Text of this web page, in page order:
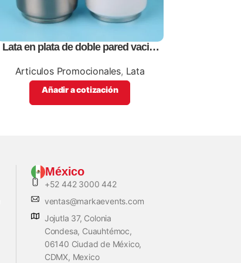
Lata en plata de doble pared vació,
color
Articulos Promocionales, Lata
Añadir a cotización
México
+52 442 3000 442
ventas@markaevents.com
Jojutla 37, Colonia
Condesa, Cuauhtémoc,
06140 Ciudad de México,
CDMX, Mexico